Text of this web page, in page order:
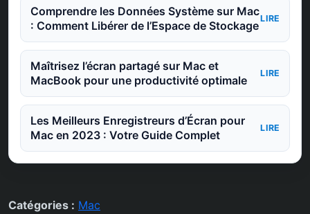
Comprendre les Données Système sur Mac
: Comment Libérer de l’Espace de Stockage
LIRE
Maîtrisez l’écran partagé sur Mac et
MacBook pour une productivité optimale
LIRE
Les Meilleurs Enregistreurs d’Écran pour
Mac en 2023 : Votre Guide Complet
LIRE
Catégories : Mac